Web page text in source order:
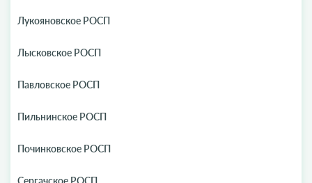
Лукояновское РОСП
Лысковское РОСП
Павловское РОСП
Пильнинское РОСП
Починковское РОСП
Сергачское РОСП